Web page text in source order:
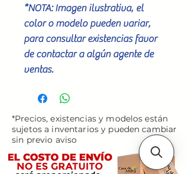
*NOTA: Imagen ilustrativa, el
color o modelo pueden variar,
para consultar existencias favor
de contactar a algún agente de
ventas.
*Precios, existencias y modelos están
sujetos a inventarios y pueden cambiar
sin previo aviso